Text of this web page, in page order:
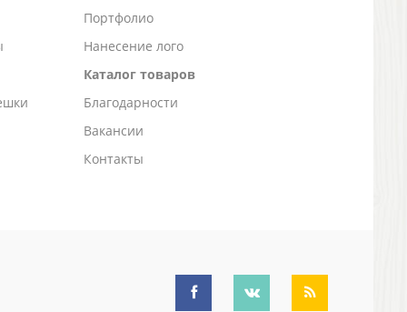
Портфолио
Нанесение лого
Каталог товаров
Благодарности
Вакансии
Контакты